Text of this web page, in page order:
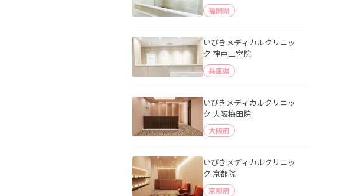
福岡県
いびきメディカルクリニッ
ク 神戸三宮院
兵庫県
いびきメディカルクリニッ
ク 大阪梅田院
大阪府
いびきメディカルクリニッ
ク 京都院
京都府